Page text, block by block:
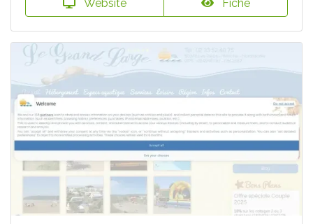
Website Fiche